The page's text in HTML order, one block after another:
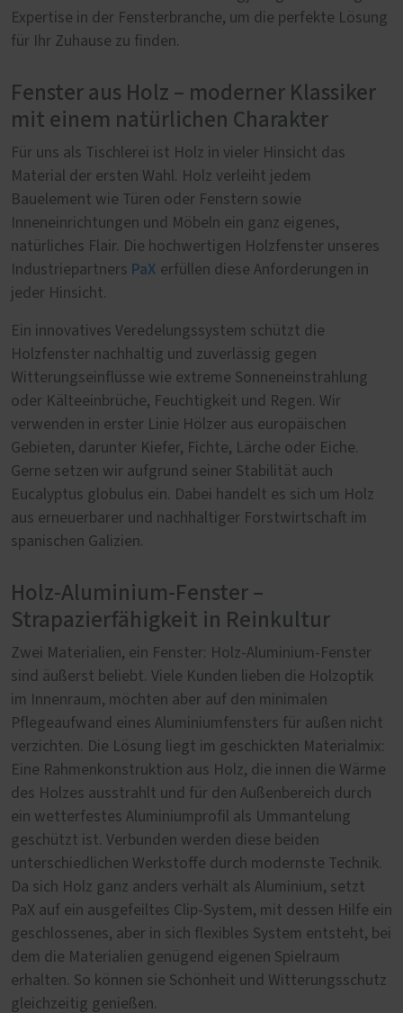
Expertise in der Fensterbranche, um die perfekte Lösung
für Ihr Zuhause zu finden.
Fenster aus Holz – moderner Klassiker
mit einem natürlichen Charakter
Für uns als Tischlerei ist Holz in vieler Hinsicht das
Material der ersten Wahl. Holz verleiht jedem
Bauelement wie Türen oder Fenstern sowie
Inneneinrichtungen und Möbeln ein ganz eigenes,
natürliches Flair. Die hochwertigen Holzfenster unseres
Industriepartners PaX erfüllen diese Anforderungen in
jeder Hinsicht.
Ein innovatives Veredelungssystem schützt die
Holzfenster nachhaltig und zuverlässig gegen
Witterungseinflüsse wie extreme Sonneneinstrahlung
oder Kälteeinbrüche, Feuchtigkeit und Regen. Wir
verwenden in erster Linie Hölzer aus europäischen
Gebieten, darunter Kiefer, Fichte, Lärche oder Eiche.
Gerne setzen wir aufgrund seiner Stabilität auch
Eucalyptus globulus ein. Dabei handelt es sich um Holz
aus erneuerbarer und nachhaltiger Forstwirtschaft im
spanischen Galizien.
Holz-Aluminium-Fenster –
Strapazierfähigkeit in Reinkultur
Zwei Materialien, ein Fenster: Holz-Aluminium-Fenster
sind äußerst beliebt. Viele Kunden lieben die Holzoptik
im Innenraum, möchten aber auf den minimalen
Pflegeaufwand eines Aluminiumfensters für außen nicht
verzichten. Die Lösung liegt im geschickten Materialmix:
Eine Rahmenkonstruktion aus Holz, die innen die Wärme
des Holzes ausstrahlt und für den Außenbereich durch
ein wetterfestes Aluminiumprofil als Ummantelung
geschützt ist. Verbunden werden diese beiden
unterschiedlichen Werkstoffe durch modernste Technik.
Da sich Holz ganz anders verhält als Aluminium, setzt
PaX auf ein ausgefeiltes Clip-System, mit dessen Hilfe ein
geschlossenes, aber in sich flexibles System entsteht, bei
dem die Materialien genügend eigenen Spielraum
erhalten. So können sie Schönheit und Witterungsschutz
gleichzeitig genießen.